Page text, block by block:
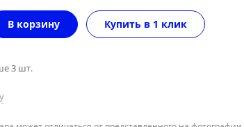
В корзину Купить в 1 клик
3 шт.